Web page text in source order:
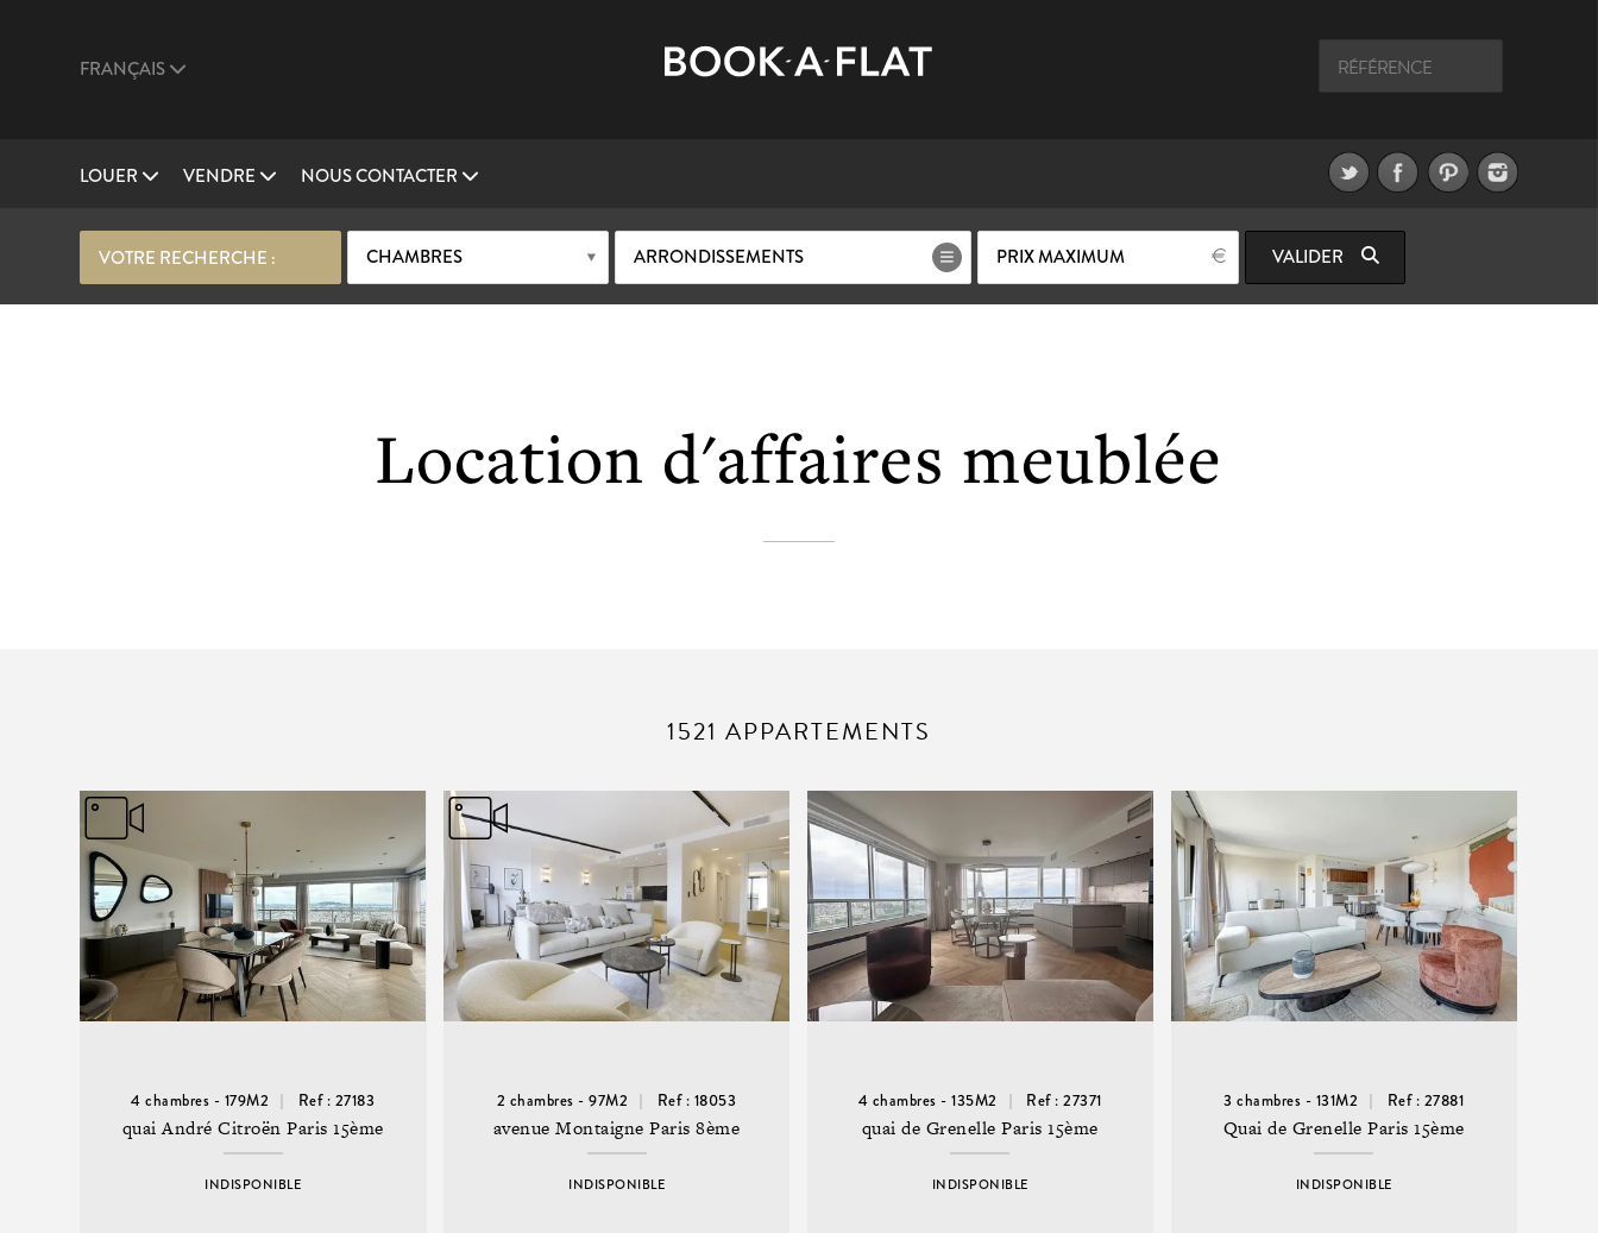
FRANÇAIS
LOUER VENDRE NOUS CONTACTER
VOTRE RECHERCHE : CHAMBRES ARRONDISSEMENTS PRIX MAXIMUM VALIDER
Location d'affaires meublée
1521 APPARTEMENTS
4 chambres - 179M2 Ref : 27183
quai André Citroën Paris 15ème
INDISPONIBLE
2 chambres - 97M2 Ref : 18053
avenue Montaigne Paris 8ème
INDISPONIBLE
4 chambres - 135M2 Ref : 27371
quai de Grenelle Paris 15ème
INDISPONIBLE
3 chambres - 131M2 Ref : 27881
Quai de Grenelle Paris 15ème
INDISPONIBLE